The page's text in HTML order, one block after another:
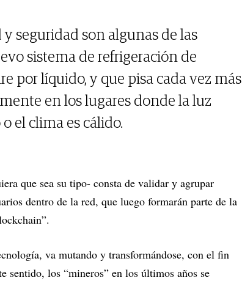
seguridad son algunas de las
sistema de refrigeración de
por líquido, y que pisa cada vez más
en los lugares donde la luz
el clima es cálido.
que sea su tipo- consta de validar y agrupar
dentro de la red, que luego formarán parte de la
va mutando y transformándose, con el fin
sentido, los “mineros” en los últimos años se